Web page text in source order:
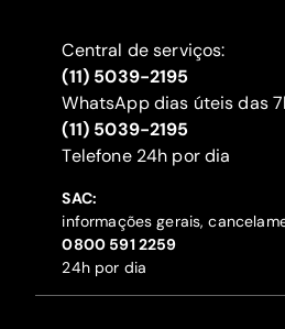
Central de serviços:
(11) 5039-2195
WhatsApp dias úteis das
(11) 5039-2195
‍Telefone 24h por dia
SAC:
informações gerais,
‍0800 591 2259
24h por dia